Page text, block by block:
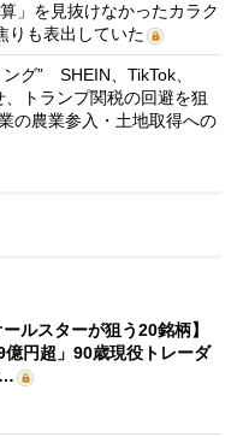
」を見抜けなかったカラク
りも表出していた
グ” SHEIN、TikTok、
トランプ関税の回避を狙
の農業参入・土地取得への
ールスターが狙う20銘柄】
億円超」90歳現役トレーダ